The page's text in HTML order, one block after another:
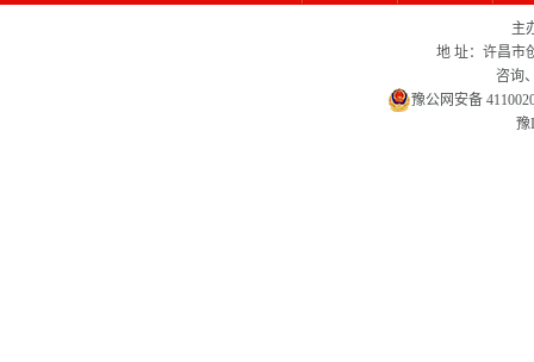
主
地 址：许昌市
咨询
豫公网安备
豫